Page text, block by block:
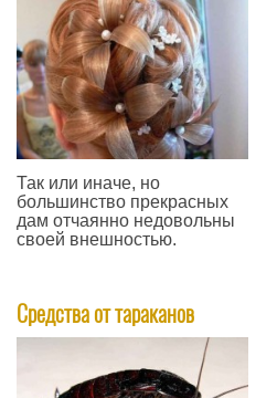
Так или иначе, но
большинство прекрасных
дам отчаянно недовольны
своей внешностью.
Средства от тараканов